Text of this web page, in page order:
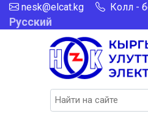
nesk@elcat.kg Колл -
Русский